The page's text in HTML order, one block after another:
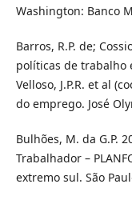
Washington: Banco
Barros, R.P. de;
políticas de trabalho
Velloso, J.P.R. et al
do emprego. José
Bulhões, M. da G.P.
Trabalhador –
extremo sul. São